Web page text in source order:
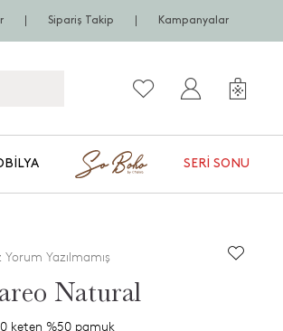
Sipariş Takip Kampanyalar
SERI SONU
Yazılmamış
Natural
keten %50 pamuk